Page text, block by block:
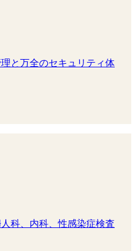
と万全のセキュリティ体
科、内科、性感染症検査